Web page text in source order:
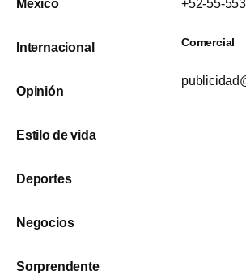
México
Internacional
Opinión
Estilo de vida
Deportes
Negocios
Sorprendente
+52-55-
Comercial